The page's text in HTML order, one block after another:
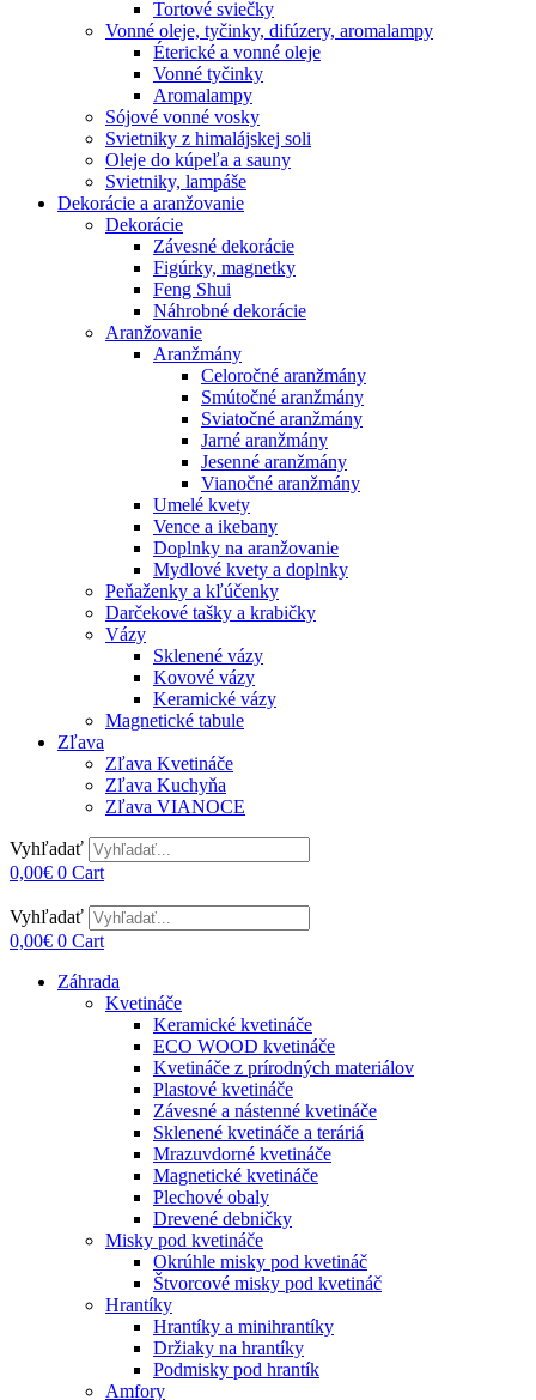
Tortové sviečky
Vonné oleje, tyčinky, difúzery, aromalampy
Éterické a vonné oleje
Vonné tyčinky
Aromalampy
Sójové vonné vosky
Svietniky z himalájskej soli
Oleje do kúpeľa a sauny
Svietniky, lampáše
Dekorácie a aranžovanie
Dekorácie
Závesné dekorácie
Figúrky, magnetky
Feng Shui
Náhrobné dekorácie
Aranžovanie
Aranžmány
Celoročné aranžmány
Smútočné aranžmány
Sviatočné aranžmány
Jarné aranžmány
Jesenné aranžmány
Vianočné aranžmány
Umelé kvety
Vence a ikebany
Doplnky na aranžovanie
Mydlové kvety a doplnky
Peňaženky a kľúčenky
Darčekové tašky a krabičky
Vázy
Sklenené vázy
Kovové vázy
Keramické vázy
Magnetické tabule
Zľava
Zľava Kvetináče
Zľava Kuchyňa
Zľava VIANOCE
Vyhľadať
0,00€ 0 Cart
Vyhľadať
0,00€ 0 Cart
Záhrada
Kvetináče
Keramické kvetináče
ECO WOOD kvetináče
Kvetináče z prírodných materiálov
Plastové kvetináče
Závesné a nástenné kvetináče
Sklenené kvetináče a teráriá
Mrazuvdorné kvetináče
Magnetické kvetináče
Plechové obaly
Drevené debničky
Misky pod kvetináče
Okrúhle misky pod kvetináč
Štvorcové misky pod kvetináč
Hrantíky
Hrantíky a minihrantíky
Držiaky na hrantíky
Podmisky pod hrantík
Amfory